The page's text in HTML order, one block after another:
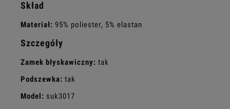
Skład
Materiał: 95% poliester, 5% elastan
Szczegóły
Zamek błyskawiczny: tak
Podszewka: tak
Model: suk3017